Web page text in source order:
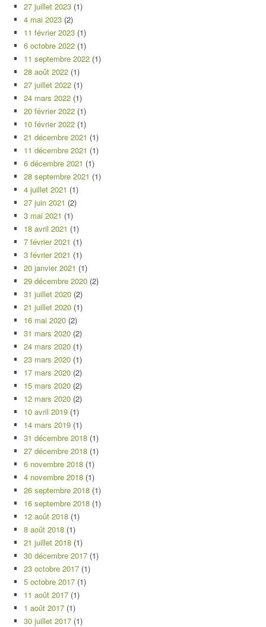
27 juillet 2023 (1)
4 mai 2023 (2)
11 février 2023 (1)
6 octobre 2022 (1)
11 septembre 2022 (1)
28 août 2022 (1)
27 juillet 2022 (1)
24 mars 2022 (1)
20 février 2022 (1)
10 février 2022 (1)
21 décembre 2021 (1)
11 décembre 2021 (1)
6 décembre 2021 (1)
28 septembre 2021 (1)
4 juillet 2021 (1)
27 juin 2021 (2)
3 mai 2021 (1)
18 avril 2021 (1)
7 février 2021 (1)
3 février 2021 (1)
20 janvier 2021 (1)
29 décembre 2020 (2)
31 juillet 2020 (2)
21 juillet 2020 (1)
16 mai 2020 (2)
31 mars 2020 (2)
24 mars 2020 (1)
23 mars 2020 (1)
17 mars 2020 (2)
15 mars 2020 (2)
12 mars 2020 (2)
10 avril 2019 (1)
14 mars 2019 (1)
31 décembre 2018 (1)
27 décembre 2018 (1)
6 novembre 2018 (1)
4 novembre 2018 (1)
26 septembre 2018 (1)
16 septembre 2018 (1)
12 août 2018 (1)
8 août 2018 (1)
21 juillet 2018 (1)
30 décembre 2017 (1)
23 octobre 2017 (1)
5 octobre 2017 (1)
11 août 2017 (1)
1 août 2017 (1)
30 juillet 2017 (1)